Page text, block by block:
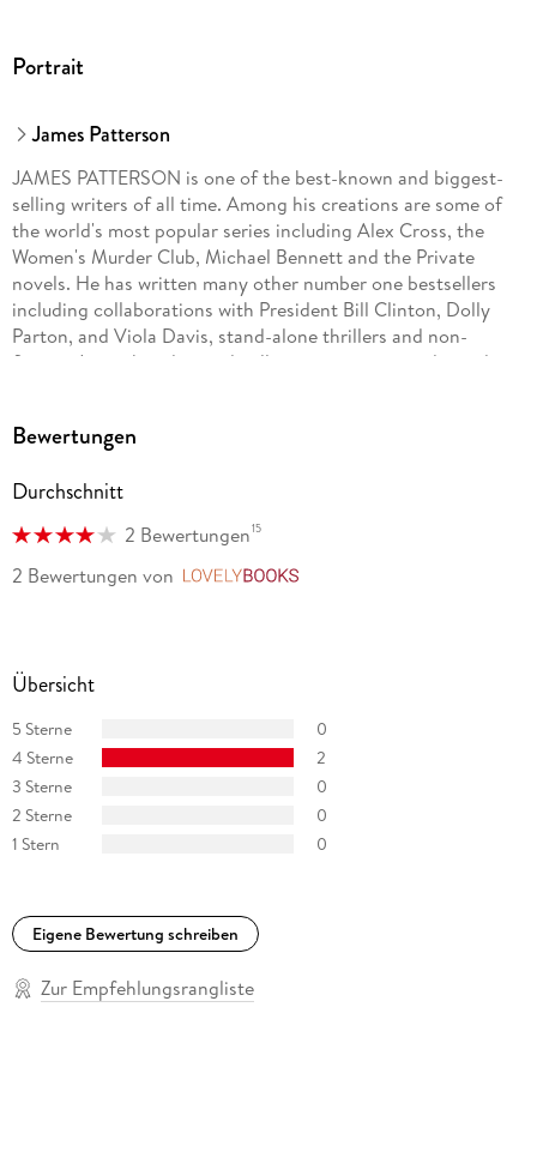
Portrait
James Patterson
JAMES PATTERSON is one of the best-known and biggest-
selling writers of all time. Among his creations are some of
the world's most popular series including Alex Cross, the
Women's Murder Club, Michael Bennett and the Private
novels. He has written many other number one bestsellers
including collaborations with President Bill Clinton, Dolly
Parton, and Viola Davis, stand-alone thrillers and non-
fiction. James has donated millions in grants to independent
Florida with his family.
Bewertungen
Durchschnitt
2 Bewertungen15
2 Bewertungen von
Übersicht
5 Sterne
0
4 Sterne
2
3 Sterne
0
2 Sterne
0
1 Stern
0
Eigene Bewertung schreiben
Zur Empfehlungsrangliste